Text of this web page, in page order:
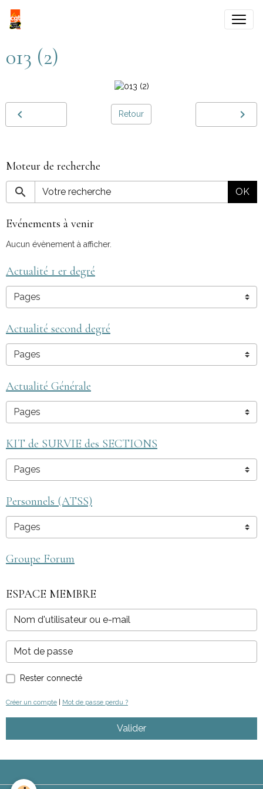
013 (2)
Retour
Moteur de recherche
OK
Evénements à venir
Aucun évènement à afficher.
Actualité 1 er degré
Actualité second degré
Actualité Générale
KIT de SURVIE des SECTIONS
Personnels (ATSS)
Groupe Forum
ESPACE MEMBRE
Rester connecté
Créer un compte | Mot de passe perdu ?
Valider